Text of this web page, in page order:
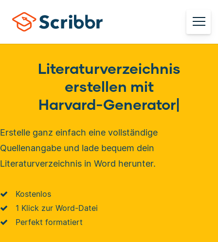
Literaturverzeichnis
erstellen mit
Harvard-Generator|
Erstelle ganz einfach eine vollständige
Quellenangabe und lade bequem dein
Literaturverzeichnis in Word herunter.
Kostenlos
1 Klick zur Word-Datei
Perfekt formatiert